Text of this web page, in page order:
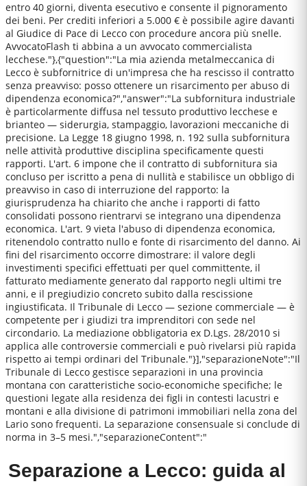
entro 40 giorni, diventa esecutivo e consente il pignoramento
dei beni. Per crediti inferiori a 5.000 € è possibile agire davanti
al Giudice di Pace di Lecco con procedure ancora più snelle.
AvvocatoFlash ti abbina a un avvocato commercialista
lecchese."},{"question":"La mia azienda metalmeccanica di
Lecco è subfornitrice di un'impresa che ha rescisso il contratto
senza preavviso: posso ottenere un risarcimento per abuso di
dipendenza economica?","answer":"La subfornitura industriale
è particolarmente diffusa nel tessuto produttivo lecchese e
brianteo — siderurgia, stampaggio, lavorazioni meccaniche di
precisione. La Legge 18 giugno 1998, n. 192 sulla subfornitura
nelle attività produttive disciplina specificamente questi
rapporti. L'art. 6 impone che il contratto di subfornitura sia
concluso per iscritto a pena di nullità e stabilisce un obbligo di
preavviso in caso di interruzione del rapporto: la
giurisprudenza ha chiarito che anche i rapporti di fatto
consolidati possono rientrarvi se integrano una dipendenza
economica. L'art. 9 vieta l'abuso di dipendenza economica,
ritenendolo contratto nullo e fonte di risarcimento del danno. Ai
fini del risarcimento occorre dimostrare: il valore degli
investimenti specifici effettuati per quel committente, il
fatturato mediamente generato dal rapporto negli ultimi tre
anni, e il pregiudizio concreto subito dalla rescissione
ingiustificata. Il Tribunale di Lecco — sezione commerciale — è
competente per i giudizi tra imprenditori con sede nel
circondario. La mediazione obbligatoria ex D.Lgs. 28/2010 si
applica alle controversie commerciali e può rivelarsi più rapida
rispetto ai tempi ordinari del Tribunale."}],"separazioneNote":"Il
Tribunale di Lecco gestisce separazioni in una provincia
montana con caratteristiche socio-economiche specifiche; le
questioni legate alla residenza dei figli in contesti lacustri e
montani e alla divisione di patrimoni immobiliari nella zona del
Lario sono frequenti. La separazione consensuale si conclude di
norma in 3–5 mesi.","separazioneContent":"
Separazione a Lecco: guida al